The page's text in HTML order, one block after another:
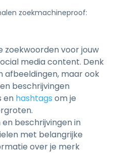
zoekmachineproof:
zoekwoorden voor jouw
media content. Denk
maar ook
beschrijvingen
en hashtags om je
beschrijvingen in
met belangrijke
over je merk